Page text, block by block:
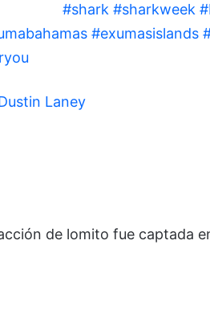
#shark #sharkweek
#exumasislands
Laney
de lomito fue captada